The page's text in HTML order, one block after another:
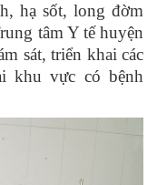
hạ sốt, long đờm
tâm Y tế huyện
sát, triển khai các
khu vực có bệnh